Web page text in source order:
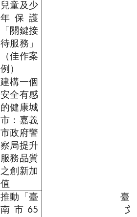
兒童及少
年保護
「關鍵接
待服務」
（佳作案
例）
建構一個
安全有感
的健康城
市：嘉義
市政府警
察局提升
服務品質
之創新加
值
臺
文
推動「臺
南市65